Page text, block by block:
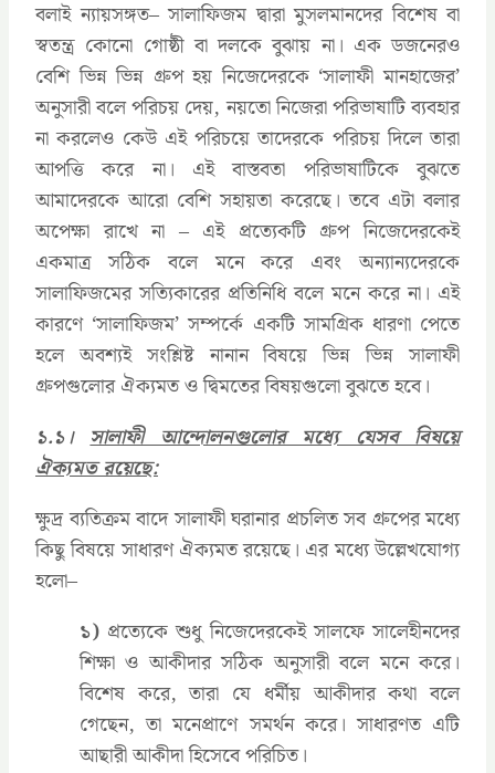
বলাই ন্যায়সঙ্গত– সালাফিজম দ্বারা মুসলমানদের বিশেষ বা
স্বতন্ত্র কোনো গোষ্ঠী বা দলকে বুঝায় না। এক ডজনেরও
বেশি ভিন্ন ভিন্ন গ্রুপ হয় নিজেদেরকে ‘সালাফী মানহাজের’
অনুসারী বলে পরিচয় দেয়, নয়তো নিজেরা পরিভাষাটি ব্যবহার
না করলেও কেউ এই পরিচয়ে তাদেরকে পরিচয় দিলে তারা
আপত্তি করে না। এই বাস্তবতা পরিভাষাটিকে বুঝতে
আমাদেরকে আরো বেশি সহায়তা করেছে। তবে এটা বলার
অপেক্ষা রাখে না – এই প্রত্যেকটি গ্রুপ নিজেদেরকেই
একমাত্র সঠিক বলে মনে করে এবং অন্যান্যদেরকে
সালাফিজমের সত্যিকারের প্রতিনিধি বলে মনে করে না। এই
কারণে ‘সালাফিজম’ সম্পর্কে একটি সামগ্রিক ধারণা পেতে
হলে অবশ্যই সংশ্লিষ্ট নানান বিষয়ে ভিন্ন ভিন্ন সালাফী
গ্রুপগুলোর ঐক্যমত ও দ্বিমতের বিষয়গুলো বুঝতে হবে।
১.১।সালাফী আন্দোলনগুলোর মধ্যে যেসব বিষয়ে
ঐক্যমত রয়েছে:
ক্ষুদ্র ব্যতিক্রম বাদে সালাফী ঘরানার প্রচলিত সব গ্রুপের মধ্যে
কিছু বিষয়ে সাধারণ ঐক্যমত রয়েছে। এর মধ্যে উল্লেখযোগ্য
হলো–
১) প্রত্যেকে শুধু নিজেদেরকেই সালফে সালেহীনদের
শিক্ষা ও আকীদার সঠিক অনুসারী বলে মনে করে।
বিশেষ করে, তারা যে ধর্মীয় আকীদার কথা বলে
গেছেন, তা মনেপ্রাণে সমর্থন করে। সাধারণত এটি
আছারী আকীদা হিসেবে পরিচিত।